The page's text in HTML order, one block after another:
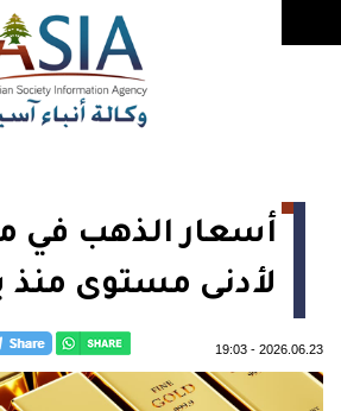
أسعار الذهب في
لأدنى مستوى منذ
2026.06.23
-
19:03